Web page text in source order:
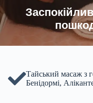
Тайський масаж з
Бенідормі,